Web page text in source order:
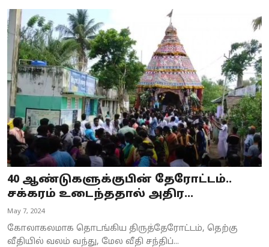
40 ஆண்டுகளுக்குபின் தேரோட்டம்..
சக்கரம் உடைந்ததால் அதிர...
May 7, 2024
கோலாகலமாக தொடங்கிய திருத்தேரோட்டம், தெற்கு
வீதியில் வலம் வந்து, மேல வீதி சந்திப்...